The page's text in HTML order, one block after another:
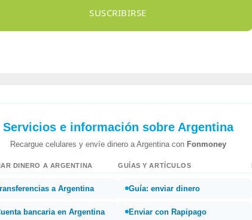
SUSCRIBIRSE
Servicios e información sobre Argentina
Recargue celulares y envíe dinero a Argentina con Fonmoney
DINERO A ARGENTINA
a Argentina
bancaria en Argentina
GUÍAS Y ARTÍCULOS
Guía: enviar dinero
Enviar con Rapipago